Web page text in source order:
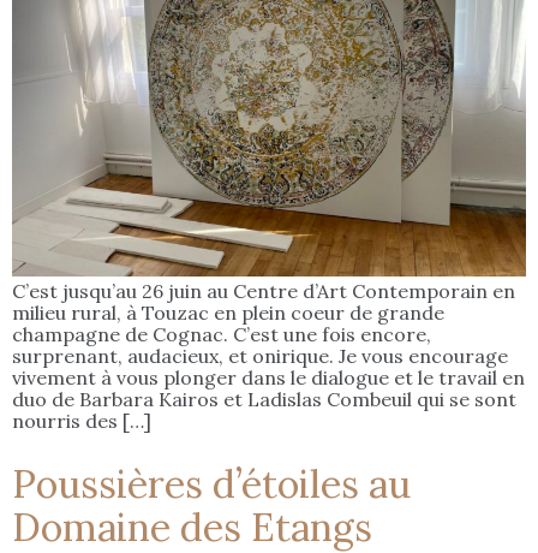
C’est jusqu’au 26 juin au Centre d’Art Contemporain en
milieu rural, à Touzac en plein coeur de grande
champagne de Cognac. C’est une fois encore,
surprenant, audacieux, et onirique. Je vous encourage
vivement à vous plonger dans le dialogue et le travail en
duo de Barbara Kairos et Ladislas Combeuil qui se sont
nourris des […]
Poussières d’étoiles au
Domaine des Etangs